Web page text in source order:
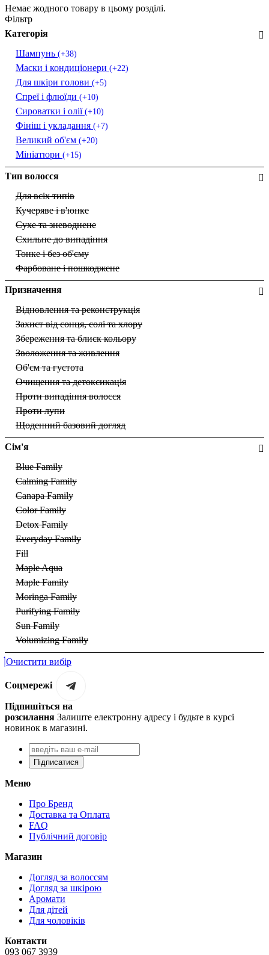
Немає жодного товару в цьому розділі.
Фільтр
Категорія
Шампунь (+38)
Маски і кондиціонери (+22)
Для шкіри голови (+5)
Спреї і флюїди (+10)
Сироватки і олії(+10)
Фініш і укладання (+7)
Великий об'єм (+20)
Мініатюри (+15)
Тип волосся
Для всіх типів
Кучеряве і в'юнке
Сухе та зневоднене
Схильне до випадіння
Тонке і без об'єму
Фарбоване і пошкоджене
Призначення
Відновлення та реконструкція
Захист від сонця, солі та хлору
Збереження та блиск кольору
Зволоження та живлення
Об'єм та густота
Очищення та детоксикація
Проти випадіння волосся
Проти лупи
Щоденний базовий догляд
Сім'я
Blue Family
Calming Family
Canapa Family
Color Family
Detox Family
Everyday Family
Fill
Maple Aqua
Maple Family
Moringa Family
Purifying Family
Sun Family
Volumizing Family
Очистити вибір
Соцмережі
Підпишіться на
розсилання Залиште електронну адресу і будьте в курсі
новинок в магазині.
Підписатися
Меню
Про Бренд
Доставка та Оплата
FAQ
Публічний договір
Магазин
Догляд за волоссям
Догляд за шкірою
Аромати
Для дітей
Для чоловіків
Контакти
093 067 3939